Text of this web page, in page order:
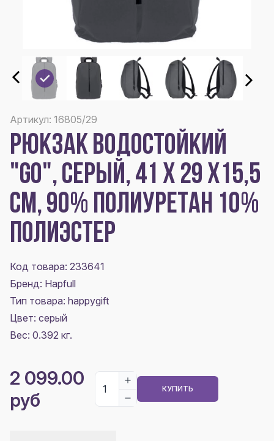
Артикул: 16805/29
РЮКЗАК ВОДОСТОЙКИЙ
"GO", СЕРЫЙ, 41 Х 29 Х15,5
СМ, 90% ПОЛИУРЕТАН 10%
ПОЛИЭСТЕР
Код товара: 233641
Бренд: Hapfull
Тип товара: happygift
Цвет: серый
Вес: 0.392 кг.
2 099.00
руб
КУПИТЬ